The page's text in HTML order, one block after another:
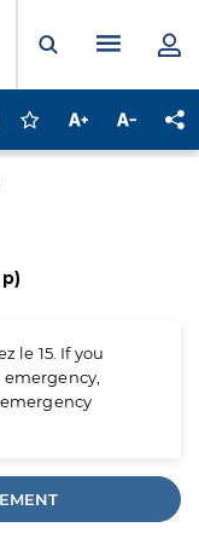
Ouvrir laMenu
Connectez-vous
Augmenter la
le 15. If you